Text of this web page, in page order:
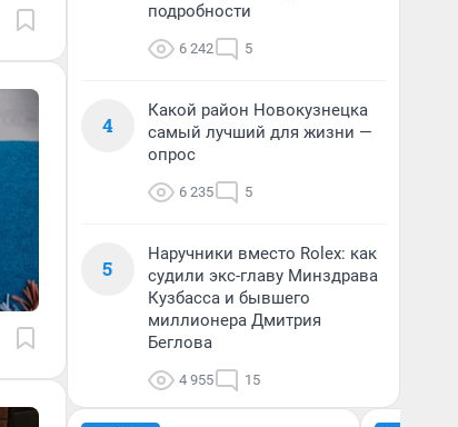
подробности
6 242 5
4
Какой район Новокузнецка
самый лучший для жизни —
опрос
6 235 5
5
Наручники вместо Rolex: как
судили экс-главу Минздрава
Кузбасса и бывшего
миллионера Дмитрия
Беглова
4 955 15